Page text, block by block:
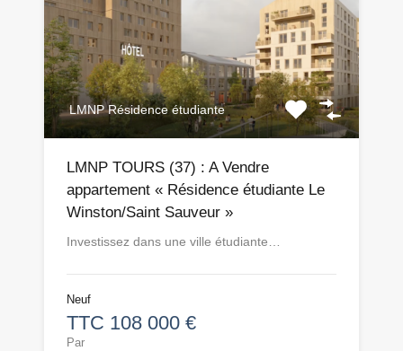
LMNP Résidence étudiante
LMNP TOURS (37) : A Vendre
appartement « Résidence étudiante Le
Winston/Saint Sauveur »
Investissez dans une ville étudiante…
Neuf
TTC 108 000 €
Par